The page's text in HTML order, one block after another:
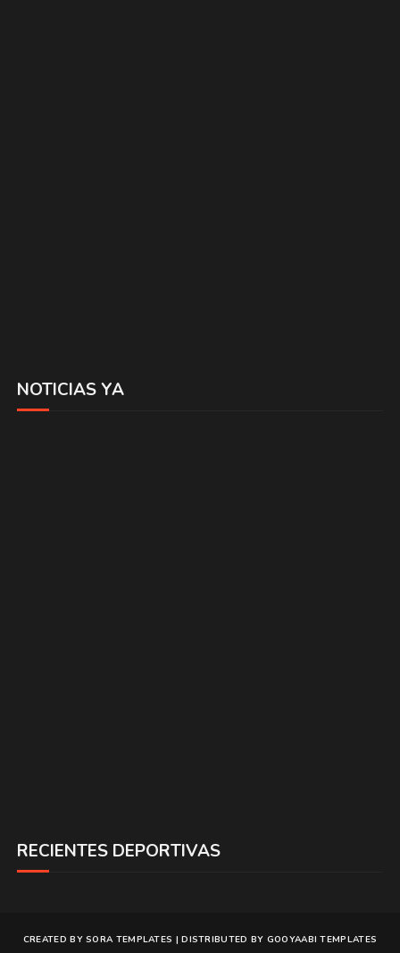
NOTICIAS YA
RECIENTES DEPORTIVAS
CREATED BYSORA TEMPLATES | DISTRIBUTED BY GOOYAABI TEMPLATES